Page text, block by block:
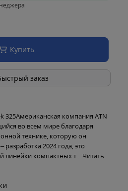
Купить
заказ
325Американская компания ATN
во всем мире благодаря
технике, которую он
разработка 2024 года, это
линейки компактных т... Читать